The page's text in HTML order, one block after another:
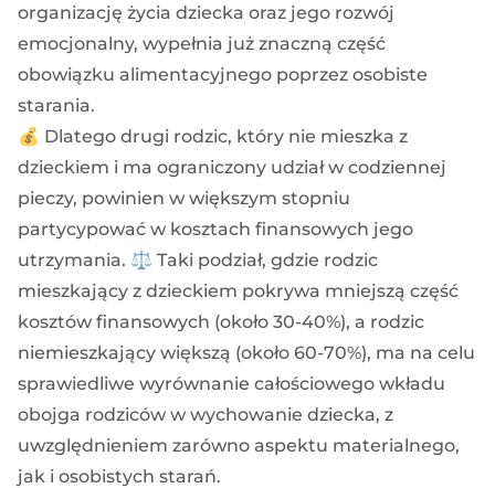
organizację życia dziecka oraz jego rozwój
emocjonalny, wypełnia już znaczną część
obowiązku alimentacyjnego poprzez osobiste
starania.
💰 Dlatego drugi rodzic, który nie mieszka z
dzieckiem i ma ograniczony udział w codziennej
pieczy, powinien w większym stopniu
partycypować w kosztach finansowych jego
utrzymania. ⚖️ Taki podział, gdzie rodzic
mieszkający z dzieckiem pokrywa mniejszą część
kosztów finansowych (około 30-40%), a rodzic
niemieszkający większą (około 60-70%), ma na celu
sprawiedliwe wyrównanie całościowego wkładu
obojga rodziców w wychowanie dziecka, z
uwzględnieniem zarówno aspektu materialnego,
jak i osobistych starań.